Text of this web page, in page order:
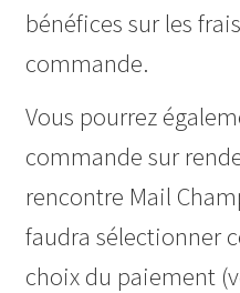
bénéfices sur les
commande.
Vous pourrez
commande sur
rencontre Mail
faudra sélectionner
choix du paiement